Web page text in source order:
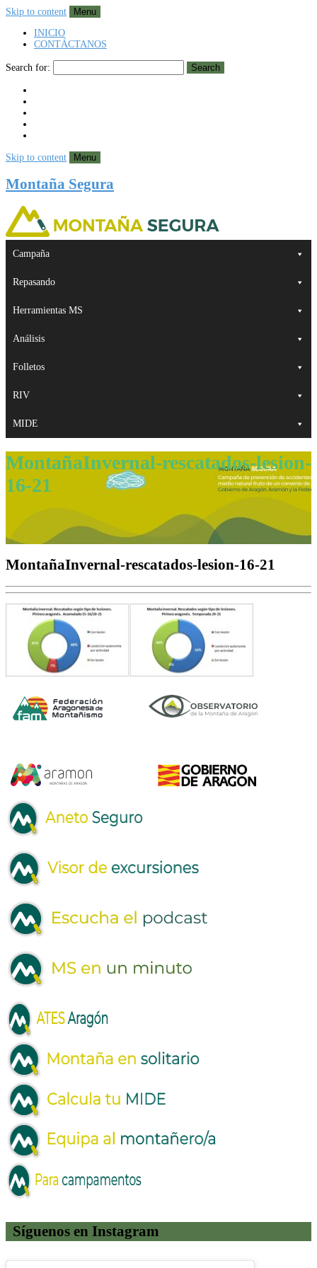
Skip to content
Menu
INICIO
CONTÁCTANOS
Search for: Search
Skip to content Menu
Montaña Segura
Campaña
Repasando
Herramientas MS
Análisis
Folletos
RIV
MIDE
MontañaInvernal-rescatados-lesion-
16-21
MontañaInvernal-rescatados-lesion-16-21
Síguenos en Instagram